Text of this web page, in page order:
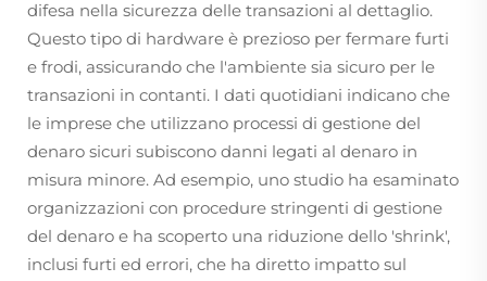
difesa nella sicurezza delle transazioni al dettaglio.
Questo tipo di hardware è prezioso per fermare furti
e frodi, assicurando che l'ambiente sia sicuro per le
transazioni in contanti. I dati quotidiani indicano che
le imprese che utilizzano processi di gestione del
denaro sicuri subiscono danni legati al denaro in
misura minore. Ad esempio, uno studio ha esaminato
organizzazioni con procedure stringenti di gestione
del denaro e ha scoperto una riduzione dello 'shrink',
inclusi furti ed errori, che ha diretto impatto sul